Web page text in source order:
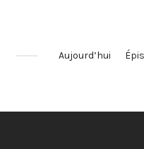
Aujourd’hui